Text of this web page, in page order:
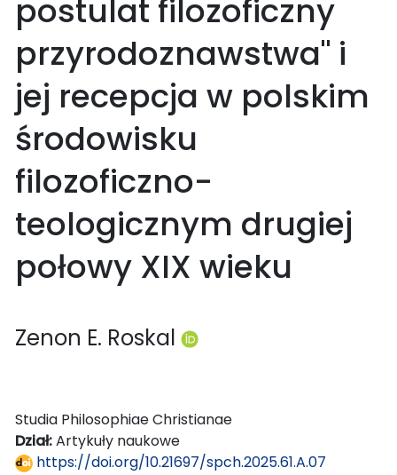
postulat filozoficzny
przyrodoznawstwa" i
jej recepcja w polskim
środowisku
filozoficzno-
teologicznym drugiej
połowy XIX wieku
Zenon E. Roskal
Studia Philosophiae Christianae
Dział:Artykuły naukowe
https://doi.org/10.21697/spch.2025.61.A.07